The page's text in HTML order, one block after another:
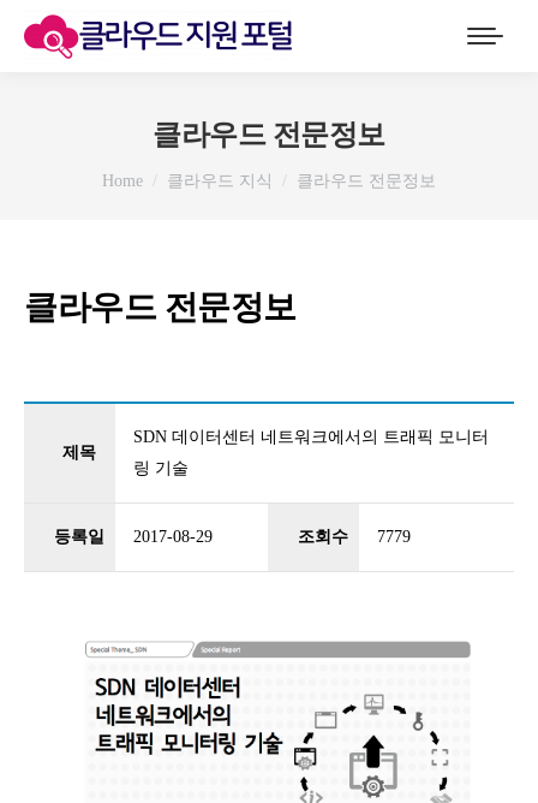
클라우드 전문정보
You are here:
Home 클라우드 지식 클라우드 전문정보
클라우드 전문정보
제목
SDN 데이터센터 네트워크에서의 트래픽 모니터
링 기술
등록일 2017-08-29 조회수 7779